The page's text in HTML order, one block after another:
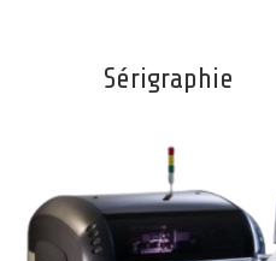
Sérigraphie